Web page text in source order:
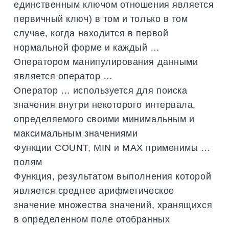
единственным ключом отношения является
первичный ключ) в том и только в том
случае, когда находится в первой
нормальной форме и каждый …
Оператором манипулирования данными
является оператор …
Оператор … используется для поиска
значения внутри некоторого интервала,
определяемого своими минимальным и
максимальным значениями
Функции COUNT, MIN и MAX применимы …
полям
Функция, результатом выполнения которой
является среднее арифметическое
значение множества значений, хранящихся
в определенном поле отобранных